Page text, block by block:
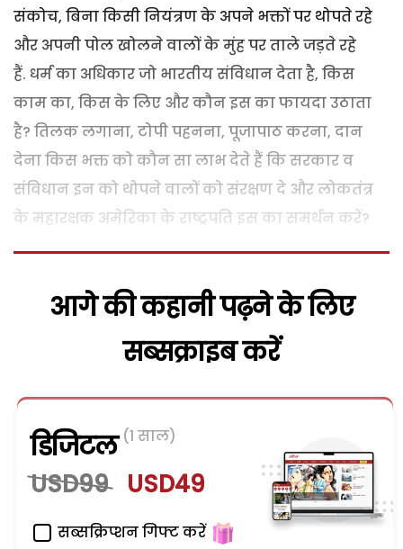
संकोच, बिना किसी नियंत्रण के अपने भक्तों पर थोपते रहे
और अपनी पोल खोलने वालों के मुंह पर ताले जड़ते रहे
हैं. धर्म का अधिकार जो भारतीय संविधान देता है, किस
काम का, किस के लिए और कौन इस का फायदा उठाता
है? तिलक लगाना, टोपी पहनना, पूजापाठ करना, दान
देना किस भक्त को कौन सा लाभ देते हैं कि सरकार व
संविधान इन को थोपने वालों को संरक्षण दे और लोकतंत्र
के महारक्षक अमेरिका के राष्ट्रपति इस का समर्थन करें?
आगे की कहानी पढ़ने के लिए
सब्सक्राइब करें
डिजिटल (1 साल)
USD99 USD49
सब्सक्रिप्शन गिफ्ट करें